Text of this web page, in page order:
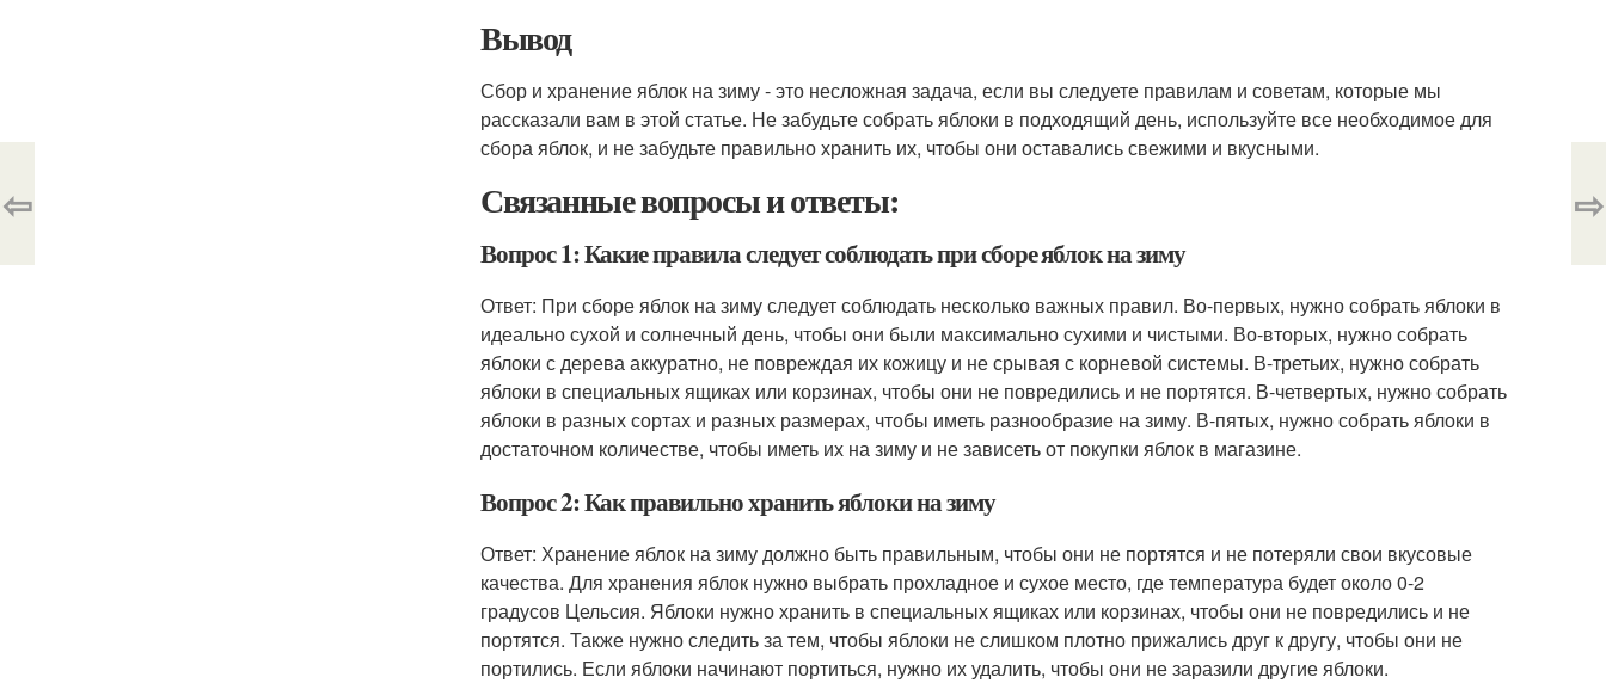
Вывод
Сбор и хранение яблок на зиму - это несложная задача, если вы следуете правилам и советам, которые мы
рассказали вам в этой статье. Не забудьте собрать яблоки в подходящий день, используйте все необходимое для
сбора яблок, и не забудьте правильно хранить их, чтобы они оставались свежими и вкусными.
Связанные вопросы и ответы:
Вопрос 1: Какие правила следует соблюдать при сборе яблок на зиму
Ответ: При сборе яблок на зиму следует соблюдать несколько важных правил. Во-первых, нужно собрать яблоки в
идеально сухой и солнечный день, чтобы они были максимально сухими и чистыми. Во-вторых, нужно собрать
яблоки с дерева аккуратно, не повреждая их кожицу и не срывая с корневой системы. В-третьих, нужно собрать
яблоки в специальных ящиках или корзинах, чтобы они не повредились и не портятся. В-четвертых, нужно собрать
яблоки в разных сортах и разных размерах, чтобы иметь разнообразие на зиму. В-пятых, нужно собрать яблоки в
достаточном количестве, чтобы иметь их на зиму и не зависеть от покупки яблок в магазине.
Вопрос 2: Как правильно хранить яблоки на зиму
Ответ: Хранение яблок на зиму должно быть правильным, чтобы они не портятся и не потеряли свои вкусовые
качества. Для хранения яблок нужно выбрать прохладное и сухое место, где температура будет около 0-2
градусов Цельсия. Яблоки нужно хранить в специальных ящиках или корзинах, чтобы они не повредились и не
портятся. Также нужно следить за тем, чтобы яблоки не слишком плотно прижались друг к другу, чтобы они не
портились. Если яблоки начинают портиться, нужно их удалить, чтобы они не заразили другие яблоки.
⇦ ⇨